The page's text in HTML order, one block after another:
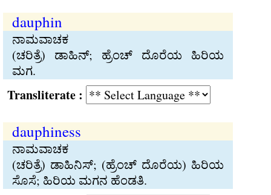
dauphin
ನಾಮವಾಚಕ
(ಚರಿತ್ರೆ) ಡಾಹಿನ್‍; ಹ್ರೆಂಚ್‍ ದೊರೆಯ ಹಿರಿಯ
ಮಗ.
:
dauphiness
ನಾಮವಾಚಕ
(ಚರಿತ್ರೆ) ಡಾಹಿನಿಸ್‍; (ಹ್ರೆಂಚ್‍ ದೊರೆಯ) ಹಿರಿಯ
ಸೊಸೆ; ಹಿರಿಯ ಮಗನ ಹೆಂಡತಿ.